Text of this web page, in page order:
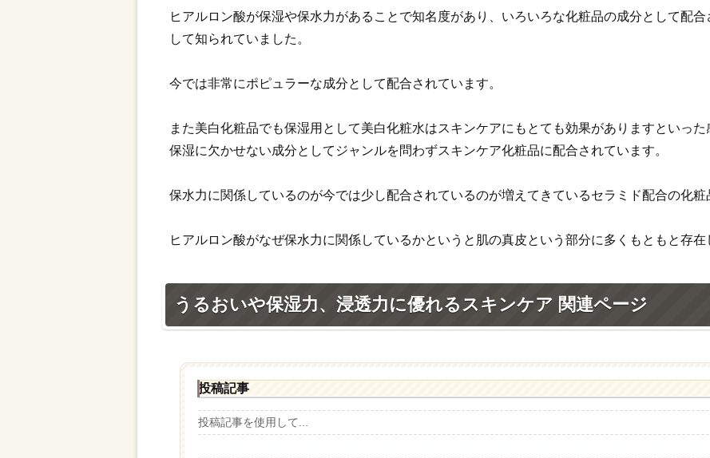
ヒアルロン酸が保湿や保水力があることで知名度があり、いろいろな化粧品の成分として配
して知られていました。
今では非常にポピュラーな成分として配合されています。
また美白化粧品でも保湿用として美白化粧水はスキンケアにもとても効果がありますといっ
保湿に欠かせない成分としてジャンルを問わずスキンケア化粧品に配合されています。
保水力に関係しているのが今では少し配合されているのが増えてきているセラミド配合の化粧
ヒアルロン酸がなぜ保水力に関係しているかというと肌の真皮という部分に多くもともと存在
うるおいや保湿力、浸透力に優れるスキンケア 関連ページ
投稿記事
投稿記事を使用して...